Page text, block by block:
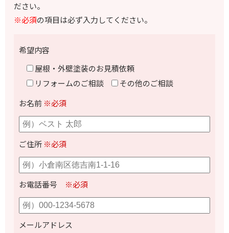
ださい。
※必須の項目は必ず入力してください。
希望内容
屋根・外壁塗装のお見積依頼
リフォームのご相談
その他のご相談
お名前 ※必須
ご住所 ※必須
お電話番号 ※必須
メールアドレス